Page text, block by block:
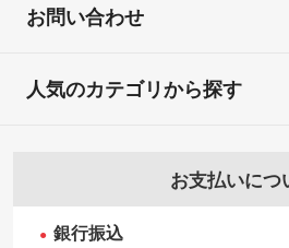
お問い合わせ
お支払いにつ
銀行振込
人気のカテゴリから探す